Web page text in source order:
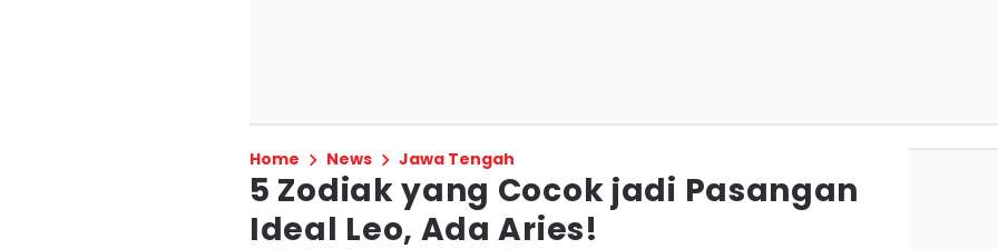
Home News Jawa Tengah
5 Zodiak yang Cocok jadi Pasangan
Ideal Leo, Ada Aries!